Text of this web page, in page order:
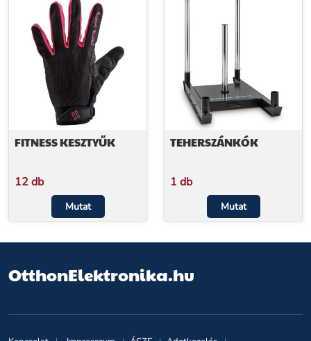
FITNESS KESZTYŰK
12 db
Mutat
TEHERSZÁNKÓK
1 db
Mutat
OtthonElektronika.hu